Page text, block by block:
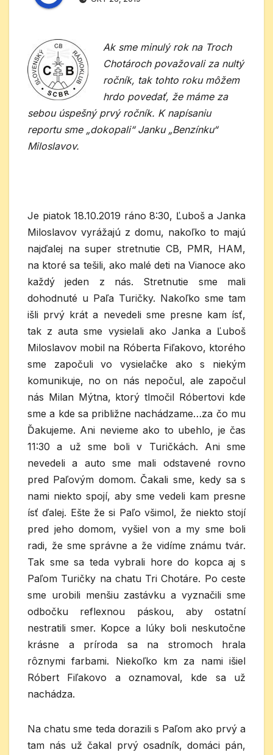
Ak sme minulý rok na Troch
Chotároch považovali za nultý
ročník, tak tohto roku môžem
hrdo povedať, že máme za
sebou úspešný prvý ročník. K napísaniu
reportu sme „dokopali“ Janku „Benzínku“
Miloslavov.
Je piatok 18.10.2019 ráno 8:30, Ľuboš a Janka
Miloslavov vyrážajú z domu, nakoľko to majú
najďalej na super stretnutie CB, PMR, HAM,
na ktoré sa tešili, ako malé deti na Vianoce ako
každý jeden z nás. Stretnutie sme mali
dohodnuté u Paľa Turičky. Nakoľko sme tam
išli prvý krát a nevedeli sme presne kam ísť,
tak z auta sme vysielali ako Janka a Ľuboš
Miloslavov mobil na Róberta Fiľakovo, ktorého
sme započuli vo vysielačke ako s niekým
komunikuje, no on nás nepočul, ale započul
nás Milan Mýtna, ktorý tlmočil Róbertovi kde
sme a kde sa približne nachádzame…za čo mu
Ďakujeme. Ani nevieme ako to ubehlo, je čas
11:30 a už sme boli v Turičkách. Ani sme
nevedeli a auto sme mali odstavené rovno
pred Paľovým domom. Čakali sme, kedy sa s
nami niekto spojí, aby sme vedeli kam presne
ísť ďalej. Ešte že si Paľo všimol, že niekto stojí
pred jeho domom, vyšiel von a my sme boli
radi, že sme správne a že vidíme známu tvár.
Tak sme sa teda vybrali hore do kopca aj s
Paľom Turičky na chatu Tri Chotáre. Po ceste
sme urobili menšiu zastávku a vyznačili sme
odbočku reflexnou páskou, aby ostatní
nestratili smer. Kopce a lúky boli neskutočne
krásne a príroda sa na stromoch hrala
rôznymi farbami. Niekoľko km za nami išiel
Róbert Fiľakovo a oznamoval, kde sa už
nachádza.
Na chatu sme teda dorazili s Paľom ako prvý a
tam nás už čakal prvý osadník, domáci pán,